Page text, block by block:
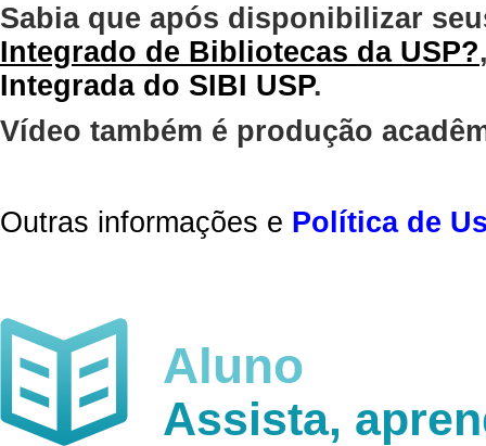
Sabia que após disponibilizar
Integrado de Bibliotecas da USP?
Integrada do SIBI USP.
Vídeo também é produção
Outras informações e Política de
Aluno
Assista,